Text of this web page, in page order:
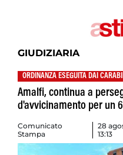
GIUDIZIARIA
ORDINANZA ESEGUITA DAI
Amalfi, continua a
d'avvicinamento per un
Comunicato
Stampa
28
13:13